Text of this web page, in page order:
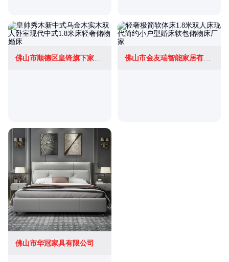
佛山市华冠家具有限公司